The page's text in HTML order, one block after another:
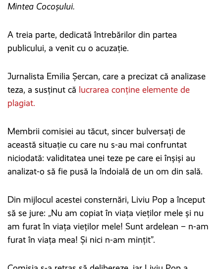
Mintea Cocoşului.
A treia parte, dedicată întrebărilor din partea
publicului, a venit cu o acuzaţie.
Jurnalista Emilia Şercan, care a precizat că analizase
teza, a susţinut că lucrarea conţine elemente de
plagiat.
Membrii comisiei au tăcut, sincer bulversați de
această situație cu care nu s-au mai confruntat
niciodată: validitatea unei teze pe care ei înșiși au
analizat-o să fie pusă la îndoială de un om din sală.
Din mijlocul acestei consternări, Liviu Pop a început
să se jure: „Nu am copiat în viaţa vieţilor mele şi nu
am furat în viaţa vieţilor mele! Sunt ardelean – n-am
furat în viaţa mea! Şi nici n-am minţit”.